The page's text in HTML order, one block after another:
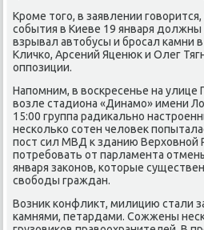
Кроме того, в заявлении
события в Киеве 19 января должны
взрывал автобусы и бросал камни
Кличко, Арсений Яценюк и Олег
оппозиции.
Напомним, в воскресенье на улице
возле стадиона «Динамо» имени
15:00 группа радикально
несколько сотен человек
пост сил МВД к зданию Верховной
потребовать от парламента
января законов, которые
свободы граждан.
Возник конфликт, милицию стали
камнями, петардами. Сожжены